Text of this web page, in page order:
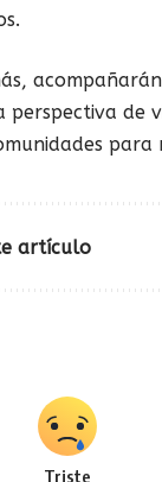
perspectiva de
artículo
Triste